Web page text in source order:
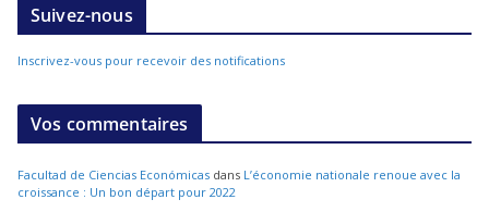
Suivez-nous
Inscrivez-vous pour recevoir des notifications
Vos commentaires
Facultad de Ciencias Económicas dans L’économie nationale renoue avec la
croissance : Un bon départ pour 2022